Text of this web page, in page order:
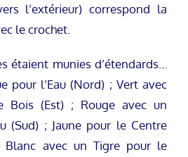
l’extérieur) correspond la
le crochet.
étaient munies d’étendards…
pour l’Eau (Nord) ; Vert avec
Bois (Est) ; Rouge avec un
(Sud) ; Jaune pour le Centre
Blanc avec un Tigre pour le